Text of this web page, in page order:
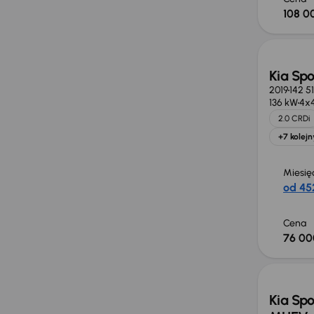
108
Kia
2019142
136 kW
2.0 CRDi
+7
od
Cena
76
Kia